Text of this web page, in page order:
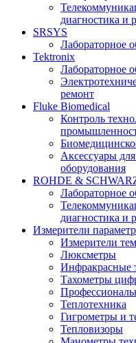
диагностика и
SRSYS
Лабораторное
Tektronix
Лабораторное
ремонт
Fluke Biomedical
Контроль
Аксессуары
оборудования
ROHDE &
Лабораторное
диагностика и
Измерители
Измерители
Люксметры
Инфракрасные
Тахометры
Теплотехника
Гигрометры и
Тепловизоры